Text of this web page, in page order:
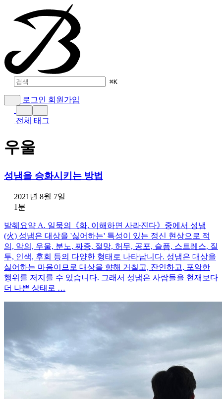
⌘K
로그인 회원가입
전체 태그
우울
성냄을 승화시키는 방법
2021년 8월 7일
1분
발췌요약 A. 일묵의《화, 이해하면 사라진다》중에서 성냄
(火) 성냄은 대상을 '싫어하는' 특성이 있는 정신 현상으로 적
의, 악의, 우울, 분노, 짜증, 절망, 허무, 공포, 슬픔, 스트레스, 질
투, 인색, 후회 등의 다양한 형태로 나타납니다. 성냄은 대상을
싫어하는 마음이므로 대상을 향해 거칠고, 잔인하고, 포악한
행위를 저지를 수 있습니다. 그래서 성냄은 사람들을 현재보다
더 나쁜 상태로 …